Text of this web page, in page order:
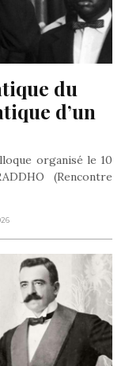
du
d’un
organisé le 10
(Rencontre